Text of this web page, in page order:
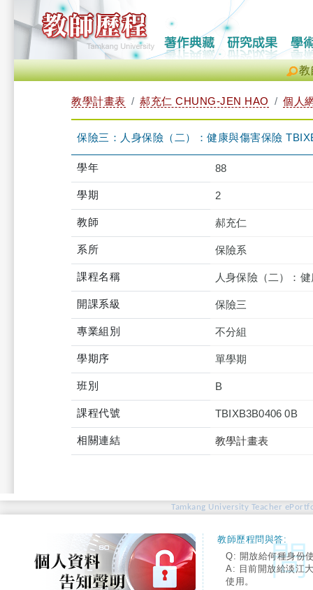
教
教學計畫表 郝充仁 CHUNG-JEN HAO 個人
保險三：人身保險（二）：健康與傷害保險
學年 88
學期 2
教師 郝充仁
系所 保險系
課程名稱 人身保險（二）：
開課系級 保險三
專業組別 不分組
學期序 單學期
班別 B
課程代號 TBIXB3B0406 0B
相關連結 教學計畫表
Tamkang University Teacher
教師歷程問與答:
Q: 開放給何種身份
A: 目前開放給淡江
使用。